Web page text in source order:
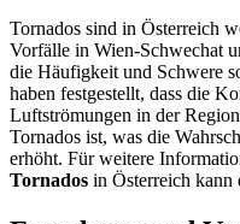
Tornados sind in Österreich
Vorfälle in Wien-Schwechat
die Häufigkeit und Schwere
haben festgestellt, dass die
Luftströmungen in der
Tornados ist, was die
erhöht. Für weitere
Tornados in Österreich kann